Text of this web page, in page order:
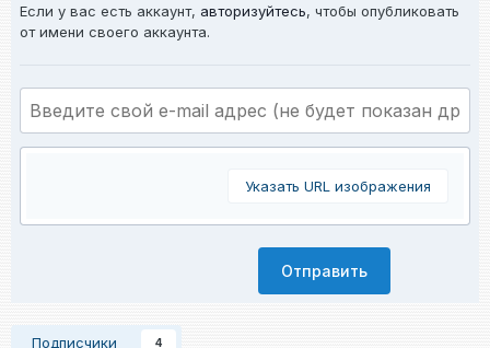
Если у вас есть аккаунт, авторизуйтесь, чтобы опубликовать
от имени своего аккаунта.
Указать URL изображения
Отправить
Подписчики 4